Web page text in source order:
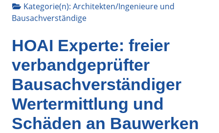
Kategorie(n): Architekten/Ingenieure und
Bausachverständige
HOAI Experte: freier
verbandgeprüfter
Bausachverständiger
Wertermittlung und
Schäden an Bauwerken